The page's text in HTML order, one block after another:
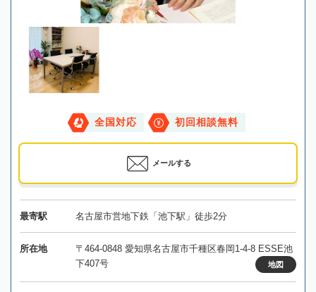
全国対応 初回相談無料
メールする
最寄駅 名古屋市営地下鉄「池下駅」徒歩2分
所在地
〒464-0848 愛知県名古屋市千種区春岡1-4-8 ESSE池
下407号
地図